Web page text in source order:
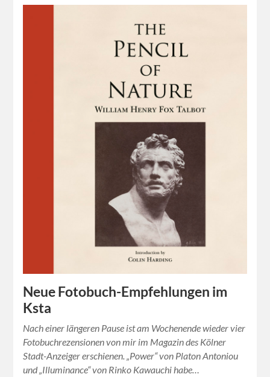
Neue Fotobuch-Empfehlungen im
Ksta
Nach einer längeren Pause ist am Wochenende wieder vier
Fotobuchrezensionen von mir im Magazin des Kölner
Stadt-Anzeiger erschienen. „Power“ von Platon Antoniou
und „Illuminance“ von Rinko Kawauchi habe…